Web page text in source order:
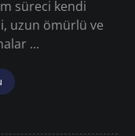
süreci kendi
uzun ömürlü ve
...